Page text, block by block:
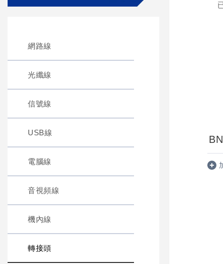
網路線
光纖線
信號線
USB線
電腦線
音視頻線
機內線
轉接頭